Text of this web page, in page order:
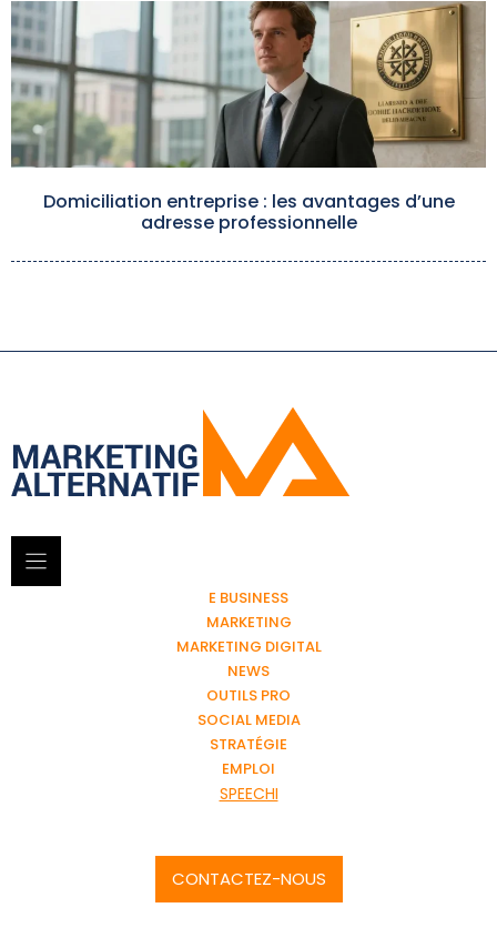
Domiciliation entreprise : les avantages d’une
adresse professionnelle
E BUSINESS
MARKETING
MARKETING DIGITAL
NEWS
OUTILS PRO
SOCIAL MEDIA
STRATÉGIE
EMPLOI
SPEECHI
CONTACTEZ-NOUS